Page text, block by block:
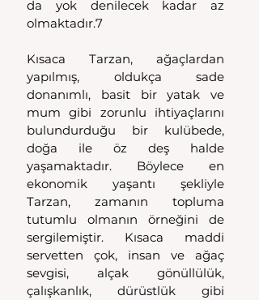
da yok denilecek kadar az
olmaktadır.7
Kısaca Tarzan, ağaçlardan
yapılmış, oldukça sade
donanımlı, basit bir yatak ve
mum gibi zorunlu ihtiyaçlarını
bulundurduğu bir kulübede,
doğa ile öz deş halde
yaşamaktadır. Böylece en
ekonomik yaşantı şekliyle
Tarzan, zamanın topluma
tutumlu olmanın örneğini de
sergilemiştir. Kısaca maddi
servetten çok, insan ve ağaç
sevgisi, alçak gönüllülük,
çalışkanlık, dürüstlük gibi